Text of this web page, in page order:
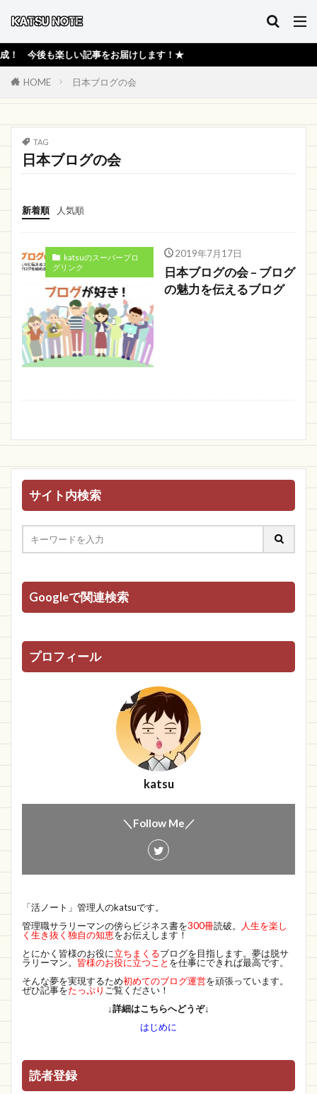
後も楽しい記事をお届けします！★
HOME 日本ブログの会
TAG
日本ブログの会
新着順 人気順
katsuのスーパーブロ
グリンク
2019年7月17日
日本ブログの会 – ブログ
の魅力を伝えるブログ
サイト内検索
Googleで関連検索
プロフィール
katsu
＼Follow Me／
「活ノート」管理人のkatsuです。
管理職サラリーマンの傍らビジネス書を300冊読破。
人生を楽し
く生き抜く独自の知恵をお伝えします！
とにかく皆様のお役に立ちまくるブログを目指します。夢は脱サ
ラリーマン。 皆様のお役に立つこと を仕事にできれば最高です。
そんな夢を実現するため初めてのブログ運営を頑張っています。
ぜひ記事をたっぷり ご覧ください！
↓詳細はこちらへどうぞ↓
はじめに
読者登録